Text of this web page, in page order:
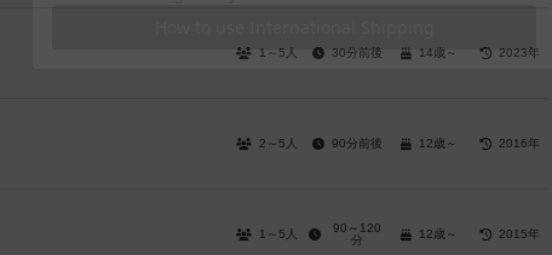
1～5人 30分前後 14歳～ 2023年
2～5人 90分前後 12歳～ 2016年
1～5人
90～120
分
12歳～ 2015年